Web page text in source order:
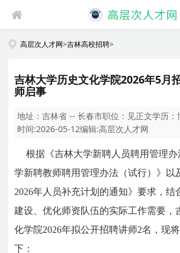
高层次人才网>吉林高校招聘>
吉林大学历史文化学院2026年5月
师启事
地址：吉林省 -- 长春市职位： 见正文学历：
时间:2026-05-12编辑:高层次人才网
根据《吉林大学新聘人员聘用管理
学新聘教师聘用管理办法（试行）》以
2026年人员补充计划的通知》要求，结
建设、优化师资队伍的实际工作需要，
化学院2026年拟公开招聘讲师2名，现
下：